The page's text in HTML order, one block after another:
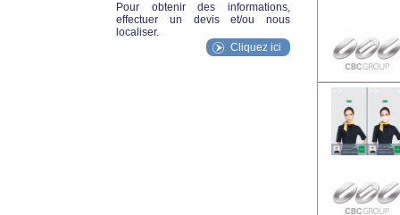
Pour obtenir des informations,
effectuer un devis et/ou nous
localiser.
Cliquez ici